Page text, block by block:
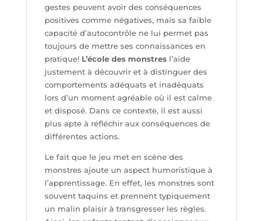
gestes peuvent avoir des conséquences
positives comme négatives, mais sa faible
capacité d’autocontrôle ne lui permet pas
toujours de mettre ses connaissances en
pratique! L’école des monstresl’aide
justement à découvrir et à distinguer des
comportements adéquats et inadéquats
lors d’un moment agréable où il est calme
et disposé. Dans ce contexte, il est aussi
plus apte à réfléchir aux conséquences de
différentes actions.
Le fait que le jeu met en scène des
monstres ajoute un aspect humoristique à
l’apprentissage. En effet, les monstres sont
souvent taquins et prennent typiquement
un malin plaisir à transgresser les règles.